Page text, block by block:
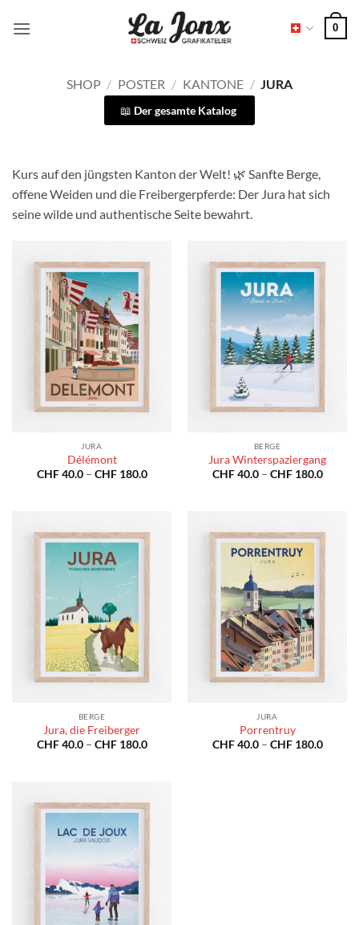
Inhalt
0
SHOP / POSTER / KANTONE / JURA
Der gesamte Katalog
Kurs auf den jüngsten Kanton der Welt! 🌿 Sanfte Berge,
offene Weiden und die Freibergerpferde: Der Jura hat sich
seine wilde und authentische Seite bewahrt.
JURA
Délémont
CHF40.0 – CHF180.0Preisspanne:
BERGE
Jura Winterspaziergang
CHF40.0 – CHF180.0
BERGE
Jura, die Freiberger
CHF40.0 – CHF180.0Preisspanne:
JURA
Porrentruy
CHF40.0 – CHF180.0